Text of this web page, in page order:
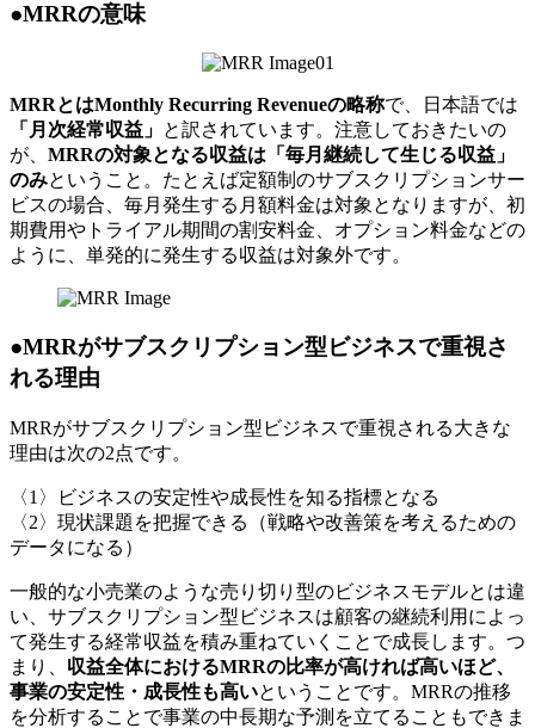
●MRRの意味
MRRとはMonthly Recurring Revenueの略称で、日本語では
「月次経常収益」 と訳されています。注意しておきたいの
が、 MRRの対象となる収益は「毎月継続して生じる収益」
のみということ。たとえば定額制のサブスクリプションサー
ビスの場合、毎月発生する月額料金は対象となりますが、初
期費用やトライアル期間の割安料金、オプション料金などの
ように、単発的に発生する収益は対象外です。
●MRRがサブスクリプション型ビジネスで重視さ
れる理由
MRRがサブスクリプション型ビジネスで重視される大きな
理由は次の2点です。
〈1〉ビジネスの安定性や成長性を知る指標となる
〈2〉現状課題を把握できる（戦略や改善策を考えるための
データになる）
一般的な小売業のような売り切り型のビジネスモデルとは違
い、サブスクリプション型ビジネスは顧客の継続利用によっ
て発生する経常収益を積み重ねていくことで成長します。つ
まり、 収益全体におけるMRRの比率が高ければ高いほど、
事業の安定性・成長性も高いということです。MRRの推移
を分析することで事業の中長期な予測を立てることもできま